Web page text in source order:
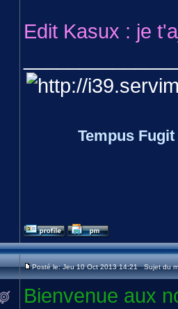
Edit Kasux : je
Tempus Fugit
Posté le: Jeu 10 Oct 2013 14:21 Sujet du
Bienvenue aux